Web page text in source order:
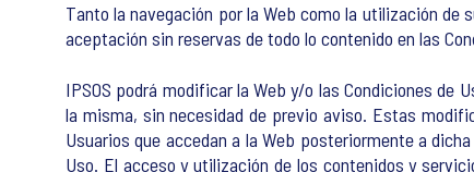
Tanto la navegación por la Web como la utilización de
aceptación sin reservas de todo lo contenido en las
IPSOS podrá modificar la Web y/o las Condiciones
la misma, sin necesidad de previo aviso. Estas
Usuarios que accedan a la Web posteriormente a
Uso. El acceso y utilización de los contenidos y